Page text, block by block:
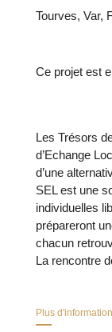
Ce projet est
Les Trésors
d’Echange
d’une
SEL est une
individuelles
prépareront
chacun
La rencontre
Plus